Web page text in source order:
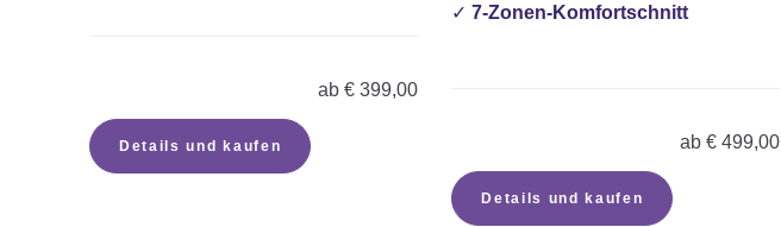
ab € 399,00
Details und kaufen
✓7-Zonen-Komfortschnitt
ab € 499,00
Details und kaufen